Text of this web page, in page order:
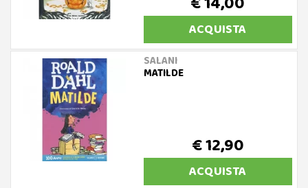
ACQUISTA
SALANI
MATILDE
€ 12,90
ACQUISTA